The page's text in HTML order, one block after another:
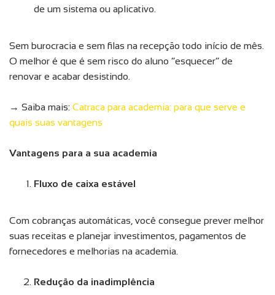
de um sistema ou aplicativo.
Sem burocracia e sem filas na recepção todo início de mês.
O melhor é que é sem risco do aluno “esquecer” de
renovar e acabar desistindo.
→ Saiba mais: Catraca para academia: para que serve e
quais suas vantagens
Vantagens para a sua academia
Fluxo de caixa estável
Com cobranças automáticas, você consegue prever melhor
suas receitas e planejar investimentos, pagamentos de
fornecedores e melhorias na academia.
Redução da inadimplência